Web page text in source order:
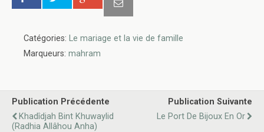
Catégories: Le mariage et la vie de famille
Marqueurs: mahram
Publication Précédente
Khadîdjah Bint Khuwaylid
(radhia Allâhou Anha)
Publication Suivante
Le Port De Bijoux En Or